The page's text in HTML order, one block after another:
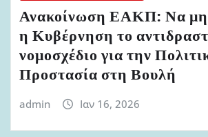
Ανακοίνωση ΕΑΚΠ: Να
η Κυβέρνηση το
νομοσχέδιο για την
Προστασία στη Βουλή
admin Ιαν 16, 2026